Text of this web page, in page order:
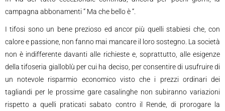
campagna abbonamenti “ Ma che bello è “.
I tifosi sono un bene prezioso ed ancor più quelli stabiesi che, con
calore e passione, non fanno mai mancare il loro sostegno. La società
non è indifferente davanti alle richieste e, soprattutto, alle esigenze
della tifoseria gialloblù per cui ha deciso, per consentire di usufruire di
un notevole risparmio economico visto che i prezzi ordinari dei
tagliandi per le prossime gare casalinghe non subiranno variazioni
rispetto a quelli praticati sabato contro il Rende, di prorogare la